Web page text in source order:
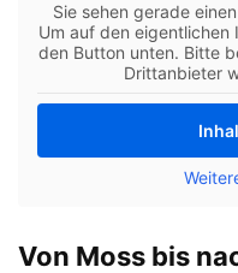
Sie sehen gerade
Um auf den
den Button unten. Bitte
Drittanbieter
Von Moss bis